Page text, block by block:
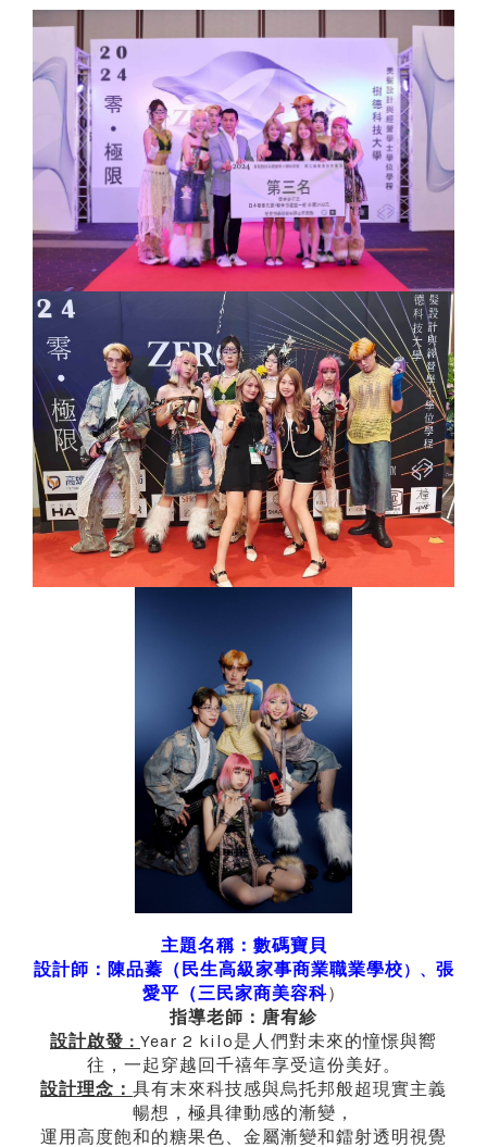
主題名稱：數碼寶貝
設計師：陳品蓁（ 民生高級家事商業職業學校）、 張
愛平（三民家商美容科）
指導老師：唐宥紾
設計啟發 ： Year 2 kilo是人們對未來的憧憬與嚮
往，一起穿越回千禧年享受這份美好。
設計理念： 具有末來科技感與烏托邦般超現實主義
暢想，極具律動感的漸變，
運用高度飽和的糖果色、金屬漸變和鐳射透明視覺